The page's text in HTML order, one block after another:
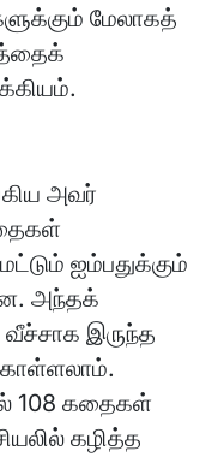
மேலாகத்
அவர்
ஐம்பதுக்கும்
அந்தக்
வீச்சாக இருந்த
108 கதைகள்
கழித்த